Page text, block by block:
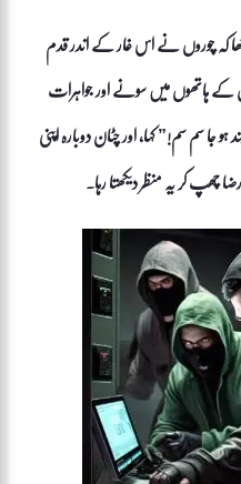
کہ چوروں نے اس غار کے اندر قدم
کے ہاتھوں میں سونے اور جواہرات
جا سم سم!” کہا، اور چٹان دوبارہ اپنی
چھپ کر یہ منظر دیکھتا رہا۔